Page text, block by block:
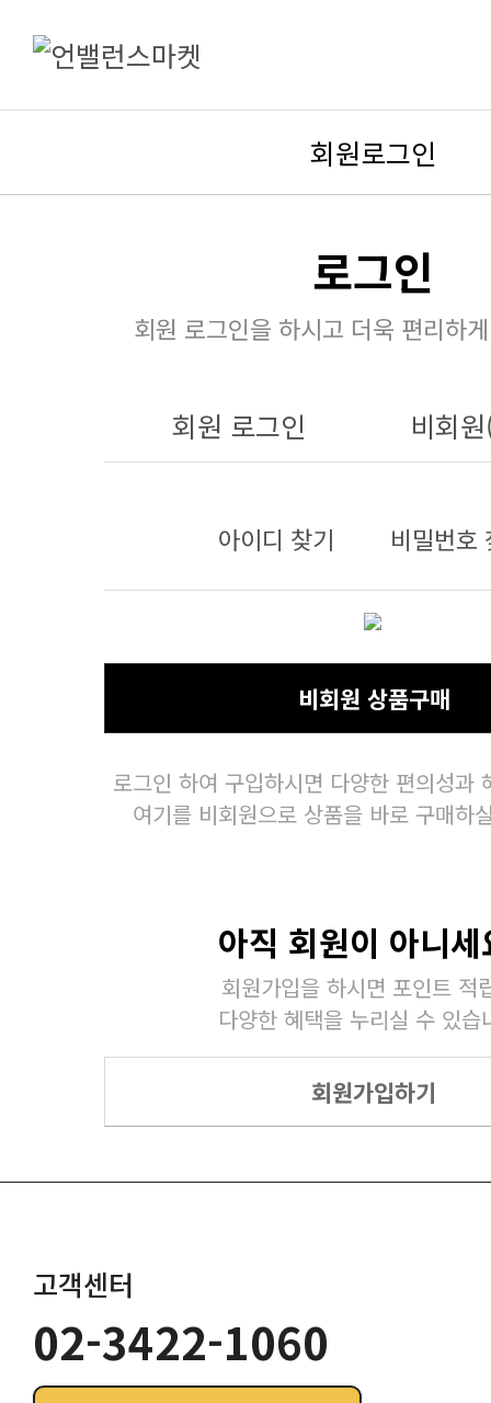
회원로그인
로그인
회원 로그인을 하시고 더욱 편리하
회원 로그인 비회
아이디 찾기 비밀번호
비회원 상품구매
로그인 하여 구입하시면 다양한 편의성과
여기를 비회원으로 상품을 바로 구매하
아직 회원이 아니세
회원가입을 하시면 포인트 적
다양한 혜택을 누리실 수 있습
회원가입하기
고객센터
02-3422-1060